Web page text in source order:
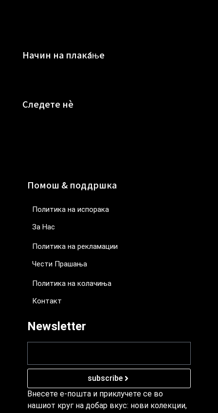
Начин на плаќање
Следете нè
Помош & поддршка
Политика на испорака
За Нас
Политика на рекламации
Чести Прашања
Политика на колачиња
Контакт
Newsletter
subscribe
Внесете е-пошта и приклучете се во
нашиот круг на добар вкус: нови колекции,